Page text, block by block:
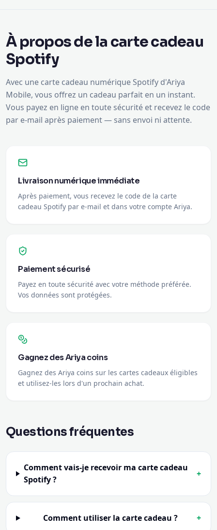
À propos de la carte cadeau
Spotify
Avec une carte cadeau numérique Spotify d'Ariya
Mobile, vous offrez un cadeau parfait en un instant.
Vous payez en ligne en toute sécurité et recevez le code
par e-mail après paiement — sans envoi ni attente.
Livraison numérique immédiate
Après paiement, vous recevez le code de la carte
cadeau Spotify par e-mail et dans votre compte Ariya.
Paiement sécurisé
Payez en toute sécurité avec votre méthode préférée.
Vos données sont protégées.
Gagnez des Ariya coins
Gagnez des Ariya coins sur les cartes cadeaux éligibles
et utilisez-les lors d'un prochain achat.
Questions fréquentes
Comment vais-je recevoir ma carte cadeau
Spotify ?
+
Comment utiliser la carte cadeau ? +